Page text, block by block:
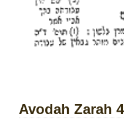
Avodah Zarah